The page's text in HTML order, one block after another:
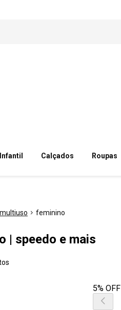
Infantil Calçados Roupas
multiuso feminino
| speedo e mais
5% OFF